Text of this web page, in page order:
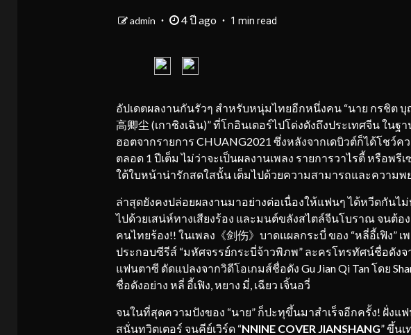
admin 4 ปี ago 1 min read
อัปเดตผลงานกันรัวๆ สำหรับหนุ่มไทยอีกหนึ่งคน “นาย กรชิต
高卿尘 (เกาชิงเฉิน)” ที่โกอินเตอร์ไปโด่งดังถึงประเทศจีน ใน
ฮอตจากรายการ CHUANG2021 ซึ่งหลังจากเดบิวต์ก็ได้โชว์
ตลอด 1 ปีเต็ม ไม่ว่าจะเป็นผลงานเพลง รายการวาไรตี้ หรือพรี
ใต้ใบหน้าน่ารักสดใสนั้น เต็มไปด้วยความสามารถและความพ
ล่าสุดยังคงปล่อยผลงานมาอย่างต่อเนื่องให้แฟนๆ ได้หวีดกันไม่
ไปด้วยเสน่ห์ทางเสียงร้อง และมนต์ขลังสไตล์จีนโบราณ จนต้
คนไทยร้อง!! ในเพลง《剑伤》บาดแผลกระบี่ ของ “หลี่อี้เฟิง”
ประกอบซีรีส์ “มหัศจรรย์กระบี่จ้าวพิภพ” ละครโทรทัศน์ชื่อดัง
แฟนตาซี ดัดแปลงจากวิดีโอเกมส์ชื่อดัง Gu Jian Qi Tan โดย
ชื่อดังอย่าง หลี่ อี้เฟิง, หยาง มี่, เฉียว เจิ้นอวี่
จนในที่สุดความปังของ “นาย” ก็ปะทุขึ้นมาสำเร็จอีกครั้ง! ฝั่ง
สนั่นทวิตเตอร์ จนคีย์เวิร์ด “NNINE COVER JIANSHANG” ขึ้น